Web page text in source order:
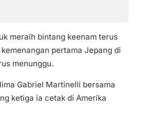
meraih bintang keenam terus
pertama Jepang di
menunggu.
Gabriel Martinelli bersama
ketiga ia cetak di Amerika